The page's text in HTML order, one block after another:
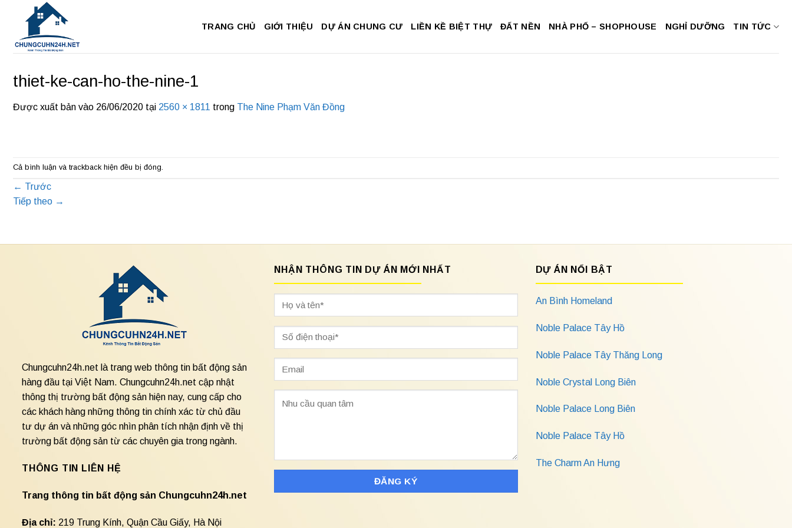
dung
TRANG CHỦ GIỚI THIỆU DỰ ÁN CHUNG CƯ LIỀN KỀ BIỆT THỰ ĐẤT NỀN NHÀ PHỐ – SHOPHOUSE NGHỈ DƯỠNG TIN TỨC
thiet-ke-can-ho-the-nine-1
Được xuất bản vào 26/06/2020 tại 2560 × 1811 trong The Nine Phạm Văn Đồng
Cả bình luận và trackback hiện đều bị đóng.
← Trước
Tiếp theo →
Chungcuhn24h.net là trang web thông tin bất động sản
hàng đầu tại Việt Nam. Chungcuhn24h.net cập nhật
thông thị trường bất động sản hiện nay, cung cấp cho
các khách hàng những thông tin chính xác từ chủ đầu
tư dự án và những góc nhìn phân tích nhận định về thị
trường bất động sản từ các chuyên gia trong ngành.
THÔNG TIN LIÊN HỆ
Trang thông tin bất động sản Chungcuhn24h.net
Địa chỉ: 219 Trung Kính, Quận Cầu Giấy, Hà Nội
NHẬN THÔNG TIN DỰ ÁN MỚI NHẤT DỰ ÁN NỔI BẬT
An Bình Homeland
Noble Palace Tây Hồ
Noble Palace Tây Thăng Long
Noble Crystal Long Biên
Noble Palace Long Biên
Noble Palace Tây Hồ
The Charm An Hưng